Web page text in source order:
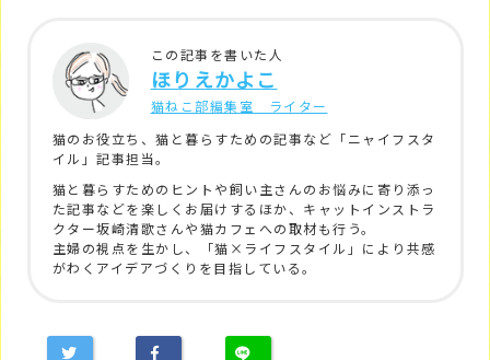
この記事を書いた人
ほりえかよこ
猫ねこ部編集室 ライター
猫のお役立ち、猫と暮らすための記事など「ニャイフスタ
イル」記事担当。
猫と暮らすためのヒントや飼い主さんのお悩みに寄り添っ
た記事などを楽しくお届けするほか、キャットインストラ
クター坂崎清歌さんや猫カフェへの取材も行う。
主婦の視点を生かし、「猫×ライフスタイル」により共感
がわくアイデアづくりを目指している。